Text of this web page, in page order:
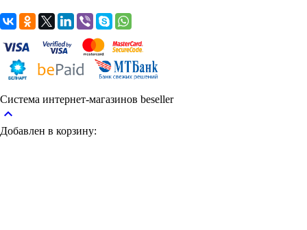
Система интернет-магазинов beseller
keyboard_arrow_up
Добавлен в корзину: